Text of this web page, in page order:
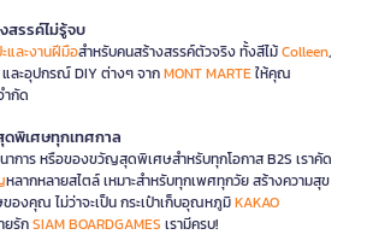
สรรค์ไม่รู้จบ
และงานฝีมือสำหรับคนสร้างสรรค์ตัวจริง ทั้งสีไม้Colleen,
และอุปกรณ์ DIY ต่างๆ จากMONT MARTEให้คุณ
ำกัด
พิเศษทุกเทศกาล
การ หรือของขวัญสุดพิเศษสำหรับทุกโอกาส B2S เราคัด
หลากหลายสไตล์ เหมาะสำหรับทุกเพศทุกวัย สร้างความสุข
องคุณ ไม่ว่าจะเป็น กระเป๋าเก็บอุณหภูมิKAKAO
ยรักSIAM BOARDGAMES เรามีครบ!